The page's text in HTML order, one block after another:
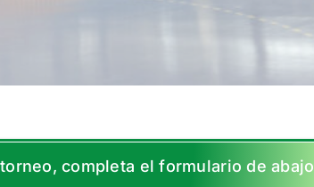
completa el formulario de abajo